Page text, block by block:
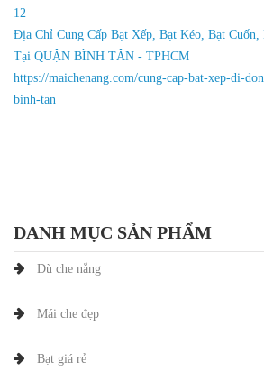
12
Địa Chỉ Cung Cấp Bạt Xếp, Bạt Kéo, Bạt
Tại QUẬN BÌNH TÂN - TPHCM
https://maichenang.com/cung-cap-bat-xep-di-
binh-tan
DANH MỤC SẢN PHẨM
Dù che nắng
Mái che đẹp
Bạt giá rẻ